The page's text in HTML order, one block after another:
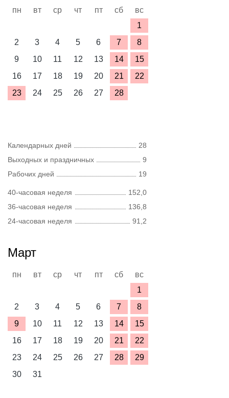
пн вт ср чт пт сб
вс
1
2
3 4 5 6 7
8
9
10 11 12 13 14
15
16
17 18 19 20 21
22
23
24 25 26 27 28
Календарных дней
28
Выходных и праздничных
9
Рабочих дней
19
40-часовая неделя
152,0
36-часовая неделя
136,8
24-часовая неделя
91,2
Март
пн вт ср чт пт сб
вс
1
2
3 4 5 6 7
8
9
10 11 12 13 14
15
16
17 18 19 20 21
22
23
24 25 26 27 28
29
30
31